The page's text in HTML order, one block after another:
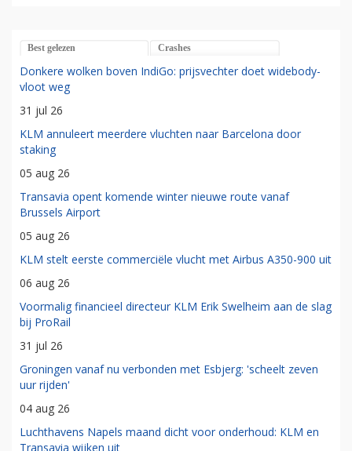
Best gelezen Crashes
Donkere wolken boven IndiGo: prijsvechter doet widebody-
vloot weg
31 jul 26
KLM annuleert meerdere vluchten naar Barcelona door
staking
05 aug 26
Transavia opent komende winter nieuwe route vanaf
Brussels Airport
05 aug 26
KLM stelt eerste commerciële vlucht met Airbus A350-900 uit
06 aug 26
Voormalig financieel directeur KLM Erik Swelheim aan de slag
bij ProRail
31 jul 26
Groningen vanaf nu verbonden met Esbjerg: 'scheelt zeven
uur rijden'
04 aug 26
Luchthavens Napels maand dicht voor onderhoud: KLM en
Transavia wijken uit